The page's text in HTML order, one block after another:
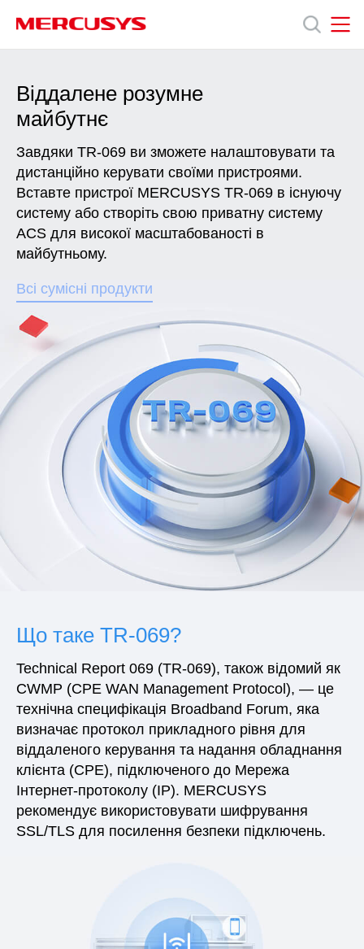
Підтримка
Про
нас
Україна
Українська
Віддалене розумне
майбутнє
Завдяки TR-069 ви зможете налаштовувати та
дистанційно керувати своїми пристроями.
Вставте пристрої MERCUSYS TR-069 в існуючу
систему або створіть свою приватну систему
ACS для високої масштабованості в
майбутньому.
Всі сумісні продукти
Що таке TR-069?
Technical Report 069 (TR-069), також відомий як
CWMP (CPE WAN Management Protocol), — це
технічна специфікація Broadband Forum, яка
визначає протокол прикладного рівня для
віддаленого керування та надання обладнання
клієнта (CPE), підключеного до Мережа
Інтернет-протоколу (IP). MERCUSYS
рекомендує використовувати шифрування
SSL/TLS для посилення безпеки підключень.